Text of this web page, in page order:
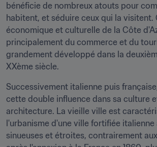
bénéficie de nombreux atouts pour
habitent, et séduire ceux qui la visitent.
économique et culturelle de la Côte
principalement du commerce et du
grandement développé dans la
XXème siècle.
Successivement italienne puis
cette double influence dans sa culture
architecture. La vieille ville est
l'urbanisme d'une ville fortifiée
sinueuses et étroites, contrairement